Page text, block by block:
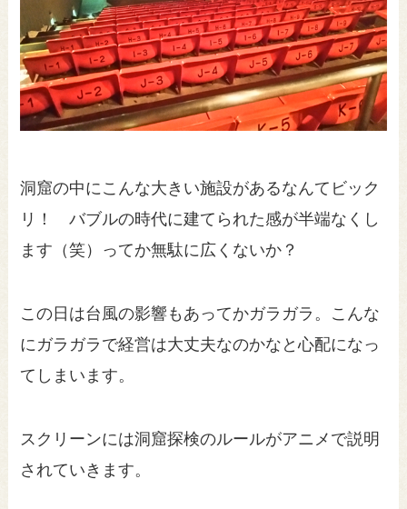
洞窟の中にこんな大きい施設があるなんてビック
リ！ バブルの時代に建てられた感が半端なくし
ます（笑）ってか無駄に広くないか？
この日は台風の影響もあってかガラガラ。こんな
にガラガラで経営は大丈夫なのかなと心配になっ
てしまいます。
スクリーンには洞窟探検のルールがアニメで説明
されていきます。